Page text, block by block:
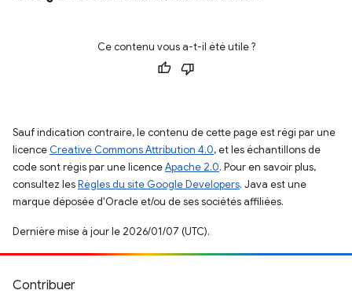
Ce contenu vous a-t-il été utile ?
Sauf indication contraire, le contenu de cette page est régi par une
licence Creative Commons Attribution 4.0, et les échantillons de
code sont régis par une licenceApache 2.0. Pour en savoir plus,
consultez lesRègles du site Google Developers. Java est une
marque déposée d'Oracle et/ou de ses sociétés affiliées.
Dernière mise à jour le 2026/01/07 (UTC).
Contribuer